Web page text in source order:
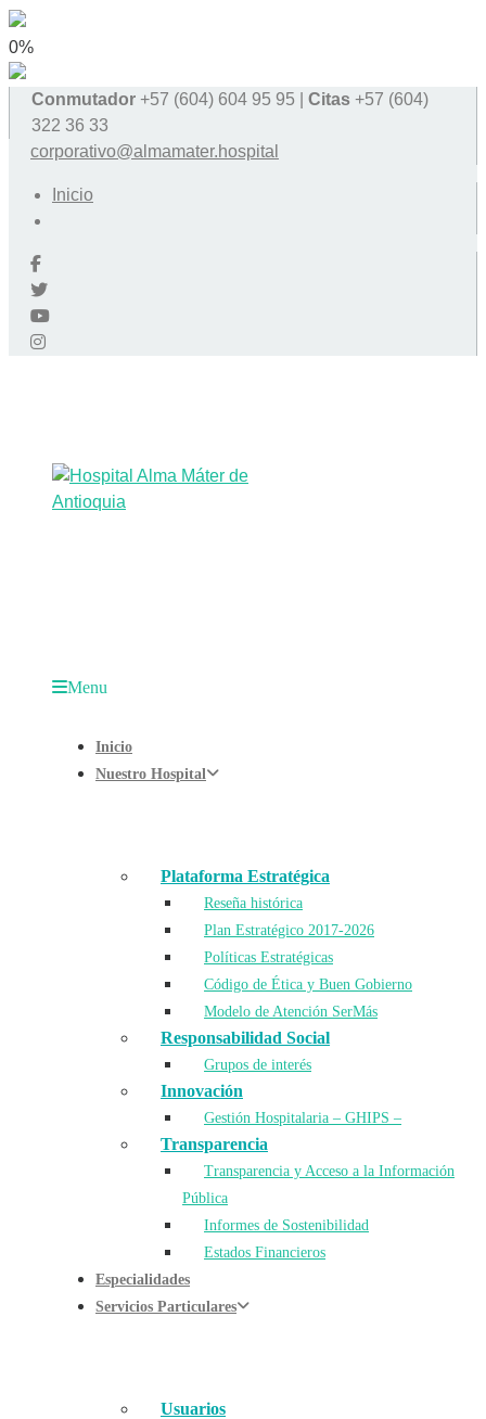
0%
Conmutador +57 (604) 604 95 95 | Citas +57 (604)
322 36 33
corporativo@almamater.hospital
Inicio
Menu
Inicio
Nuestro Hospital
Plataforma Estratégica
Reseña histórica
Plan Estratégico 2017-2026
Políticas Estratégicas
Código de Ética y Buen Gobierno
Modelo de Atención SerMás
Responsabilidad Social
Grupos de interés
Innovación
Gestión Hospitalaria – GHIPS –
Transparencia
Transparencia y Acceso a la Información
Pública
Informes de Sostenibilidad
Estados Financieros
Especialidades
Servicios Particulares
Usuarios